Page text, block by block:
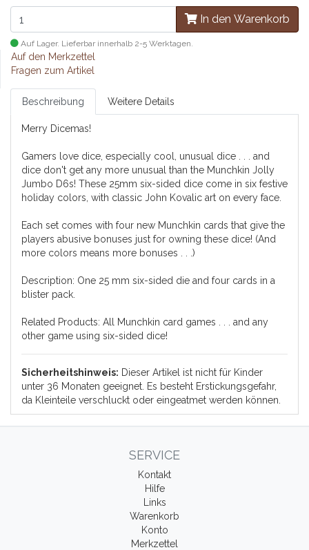
In den Warenkorb
Auf Lager. Lieferbar innerhalb 2-5 Werktagen.
Auf den Merkzettel
Fragen zum Artikel
Beschreibung Weitere Details
Merry Dicemas!
Gamers love dice, especially cool, unusual dice . . . and
dice don't get any more unusual than the Munchkin Jolly
Jumbo D6s! These 25mm six-sided dice come in six festive
holiday colors, with classic John Kovalic art on every face.
Each set comes with four new Munchkin cards that give the
players abusive bonuses just for owning these dice! (And
more colors means more bonuses . . .)
Description: One 25 mm six-sided die and four cards in a
blister pack.
Related Products: All Munchkin card games . . . and any
other game using six-sided dice!
Sicherheitshinweis: Dieser Artikel ist nicht für Kinder
unter 36 Monaten geeignet. Es besteht Erstickungsgefahr,
da Kleinteile verschluckt oder eingeatmet werden können.
SERVICE
Kontakt
Hilfe
Links
Warenkorb
Konto
Merkzettel